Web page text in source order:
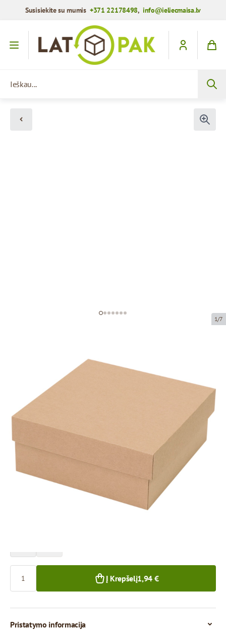
Susisiekite su mumis+371 22178498, info@ieliecmaisa.lv
1/7
K17
310 x 310 x 120 mm
Medžiaga:
Storis:1.5 mm
Prekės negalima atsiimti atsiėmimo punkte.
Kaina už 1 vienetą
1,69 €
Į Krepšelį1,94 €
Pristatymo informacija